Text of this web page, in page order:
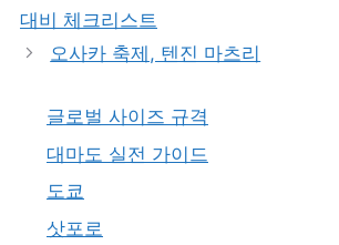
리
대비 체크리스트
오사카 축제, 텐진 마츠리
글로벌 사이즈 규격
대마도 실전 가이드
도쿄
삿포로